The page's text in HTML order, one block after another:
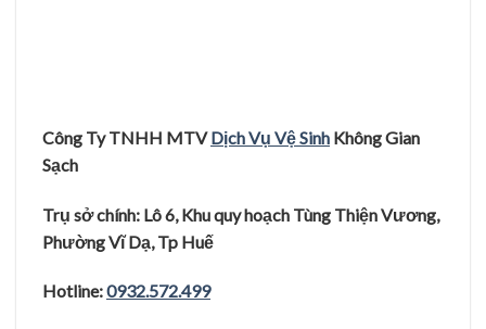
Công Ty TNHH MTVDịch Vụ Vệ Sinh Không Gian
Sạch
Trụ sởchính: Lô 6, Khu quy hoạch Tùng Thiện Vương,
Phường VĩDạ, Tp Huê
Hotline:0932.572.499